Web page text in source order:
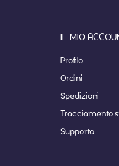
IL MIO
Profilo
Ordini
Spedizioni
Tracciamento
Supporto